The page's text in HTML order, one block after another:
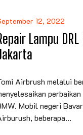
12, 2022
Lampu
Airbrush melalui
Mobil negeri
beberapa...